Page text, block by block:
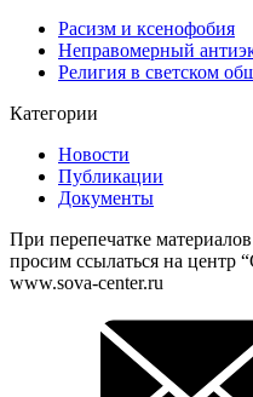
Расизм и ксенофобия
Неправомерный
Религия в светском
Категории
Новости
Публикации
Документы
При перепечатке
просим ссылаться на центр
www.sova-center.ru